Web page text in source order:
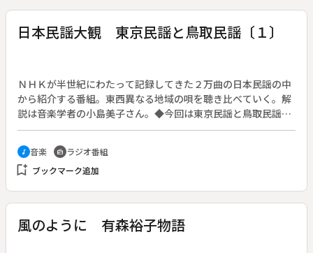
であった。アメリカに次いで世界第２位の経済大国になった日
本だが、国民にもその実感があったのではないかという。夫婦
共働きで婦人たちが働いて収入を得ることにより、中流の意識
たことを忘れることはできない。◆学園紛争は激しさを増し、
東大では大河内学長が辞任し入試も中止せざるを得ない状況と
なった。これは既成の権威に対して学生が反発したもので、ベ
成がノーベル文学賞を受賞した。文学賞としては日本では初め
て、アジアでも２人目という快挙であった。
日本民謡大観 東京民謡と鳥取民謡〔１〕
ＮＨＫが半世紀にわたって記録してきた２万曲の日本民謡の中
から紹介する番組。東西異なる地域の唄を聴き比べていく。解
説は音楽学者の小島美子さん。◆今回は東京民謡と鳥取民謡の
１回目。両都県の餅つき唄を聴き比べる。曲目は鳥取の「餅つ
き唄」「地形唄」、東京の「餅搗唄（練節）」「餅搗唄（搗
節）」。
music_note 音楽 radio ラジオ番組
bookmark_add ブックマーク追加
風のように 有森裕子物語